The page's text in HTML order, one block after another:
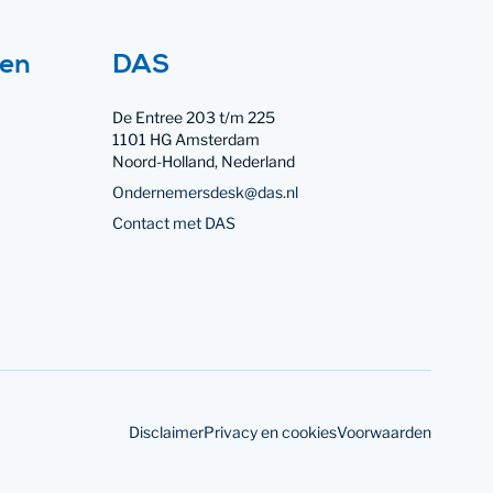
Contact met
DAS
De Entree 203 t/m 225
1101 HG Amsterdam
Noord-Holland, Nederland
Ondernemersdesk@das.nl
Contact met DAS
DisclaimerPrivacy en cookiesVoorwaarden